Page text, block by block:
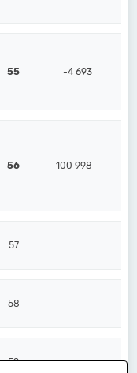
55 -4 693
56 -100 998
57
58
59